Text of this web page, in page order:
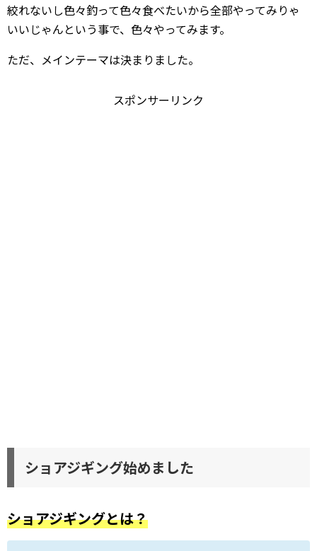
絞れないし色々釣って色々食べたいから全部やってみりゃ
いいじゃんという事で、色々やってみます。
ただ、メインテーマは決まりました。
スポンサーリンク
ショアジギング始めました
ショアジギングとは？